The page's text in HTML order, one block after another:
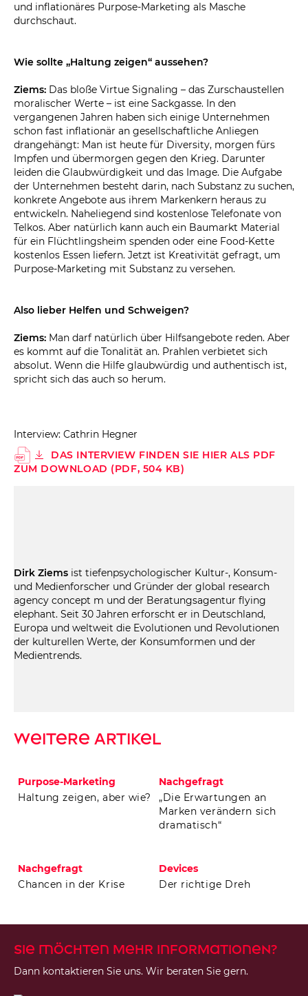
und inflationäres Purpose-Marketing als Masche
durchschaut.
Wie sollte „Haltung zeigen“ aussehen?
Ziems: Das bloße Virtue Signaling – das Zurschaustellen
moralischer Werte – ist eine Sackgasse. In den
vergangenen Jahren haben sich einige Unternehmen
schon fast inflationär an gesellschaftliche Anliegen
drangehängt: Man ist heute für Diversity, morgen fürs
Impfen und übermorgen gegen den Krieg. Darunter
leiden die Glaubwürdigkeit und das Image. Die Aufgabe
der Unternehmen besteht darin, nach Substanz zu suchen,
konkrete Angebote aus ihrem Markenkern heraus zu
entwickeln. Naheliegend sind kostenlose Telefonate von
Telkos. Aber natürlich kann auch ein Baumarkt Material
für ein Flüchtlingsheim spenden oder eine Food-Kette
kostenlos Essen liefern. Jetzt ist Kreativität gefragt, um
Purpose-Marketing mit Substanz zu versehen.
Also lieber Helfen und Schweigen?
Ziems: Man darf natürlich über Hilfsangebote reden. Aber
es kommt auf die Tonalität an. Prahlen verbietet sich
absolut. Wenn die Hilfe glaubwürdig und authentisch ist,
spricht sich das auch so herum.
Interview: Cathrin Hegner
DAS INTERVIEW FINDEN SIE HIER ALS PDF
ZUM DOWNLOAD (PDF, 504 KB)
Dirk Ziems ist tiefenpsychologischer Kultur-, Konsum-
und Medienforscher und Gründer der global research
agency concept m und der Beratungsagentur flying
elephant. Seit 30 Jahren erforscht er in Deutschland,
Europa und weltweit die Evolutionen und Revolutionen
der kulturellen Werte, der Konsumformen und der
Medientrends.
Weitere Artikel
Purpose-Marketing
Haltung zeigen, aber wie?
Nachgefragt
„Die Erwartungen an
Marken verändern sich
dramatisch“
Nachgefragt
Chancen in der Krise
Devices
Der richtige Dreh
Sie möchten mehr Informationen?
Dann kontaktieren Sie uns. Wir beraten Sie gern.